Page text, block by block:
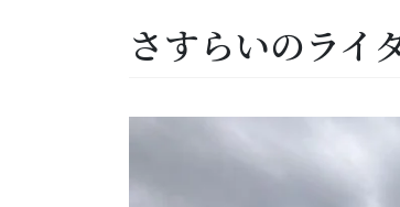
さすらいのライ